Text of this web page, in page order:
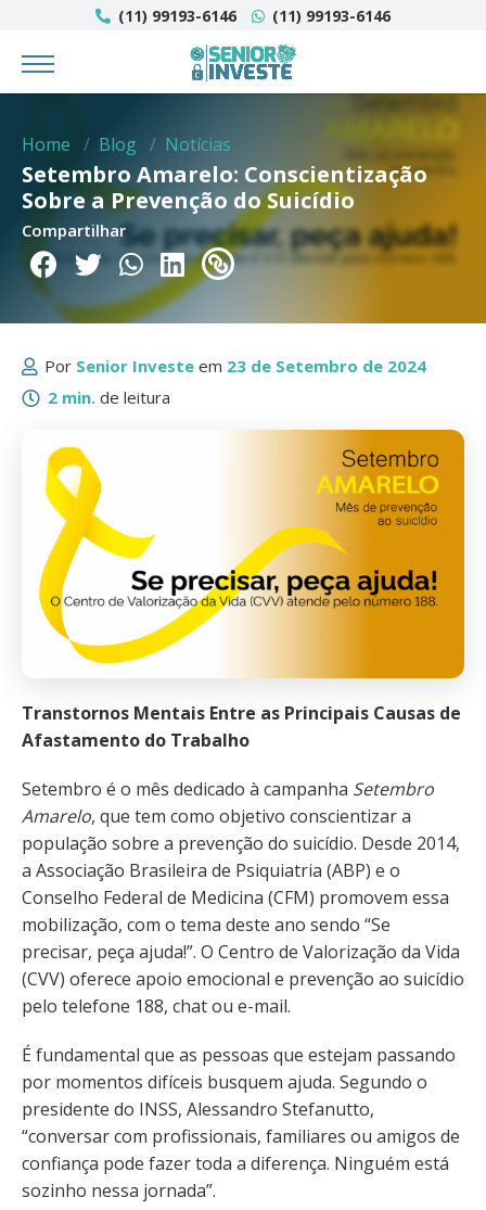
(11) 99193-6146​ (11) 99193-6146
Home Blog Notícias
Setembro Amarelo: Conscientização
Sobre a Prevenção do Suicídio
Compartilhar
Por Senior Investe em 23 de Setembro de 2024
2 min. de leitura
Transtornos Mentais Entre as Principais Causas de
Afastamento do Trabalho
Setembro é o mês dedicado à campanha Setembro
Amarelo, que tem como objetivo conscientizar a
população sobre a prevenção do suicídio. Desde 2014,
a Associação Brasileira de Psiquiatria (ABP) e o
Conselho Federal de Medicina (CFM) promovem essa
mobilização, com o tema deste ano sendo “Se
precisar, peça ajuda!”. O Centro de Valorização da Vida
(CVV) oferece apoio emocional e prevenção ao suicídio
pelo telefone 188, chat ou e-mail.
É fundamental que as pessoas que estejam passando
por momentos difíceis busquem ajuda. Segundo o
presidente do INSS, Alessandro Stefanutto,
“conversar com profissionais, familiares ou amigos de
confiança pode fazer toda a diferença. Ninguém está
sozinho nessa jornada”.